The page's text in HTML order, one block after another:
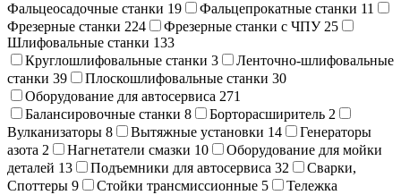
Фальцеосадочные станки 19 Фальцепрокатные станки 11
Фрезерные станки 224 Фрезерные станки с ЧПУ25
Шлифовальные станки 133
Круглошлифовальные станки 3
Ленточно-шлифовальные
станки 39 Плоскошлифовальные станки 30
Оборудование для автосервиса 271
Балансировочные станки 8 Борторасширитель 2
Вулканизаторы 8 Вытяжные установки 14
Генераторы
азота 2 Нагнетатели смазки 10
Оборудование для мойки
деталей 13 Подъемники для автосервиса 32
Сварки,
Cпоттеры 9 Стойки трансмиссионные 5
Тележка